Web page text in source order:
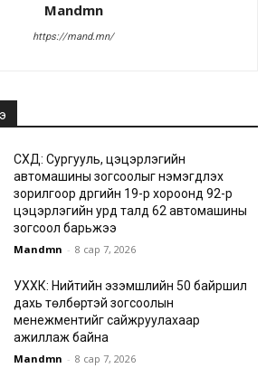
Mandmn
https://mand.mn/
СХД: Сургууль, цэцэрлэгийн
автомашины зогсоолыг нэмэгдүүлэх
зорилгоор дүүргийн 19-р хороонд 92-р
цэцэрлэгийн урд талд 62 автомашины
зогсоол барьжээ
Mandmn - 8 сар 7, 2026
УХХК: Нийтийн эзэмшлийн 50 байршил
дахь төлбөртэй зогсоолын
менежментийг сайжруулахаар
ажиллаж байна
Mandmn - 8 сар 7, 2026